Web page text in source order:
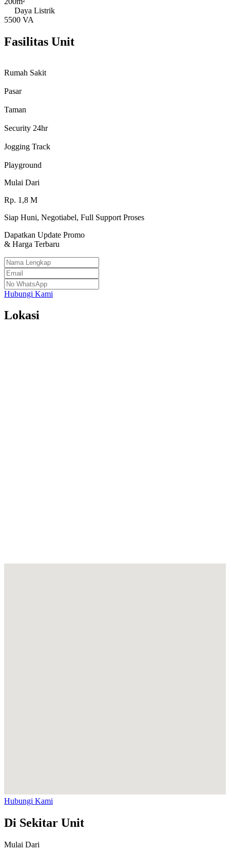
Daya Listrik
5500 VA
Fasilitas Unit
Rumah Sakit
Pasar
Taman
Security 24hr
Jogging Track
Playground
Mulai Dari
Rp. 1,8 M
Siap Huni, Negotiabel, Full Support Proses
Dapatkan Update Promo
& Harga Terbaru
Hubungi Kami
Lokasi
Hubungi Kami
Di Sekitar Unit
Mulai Dari